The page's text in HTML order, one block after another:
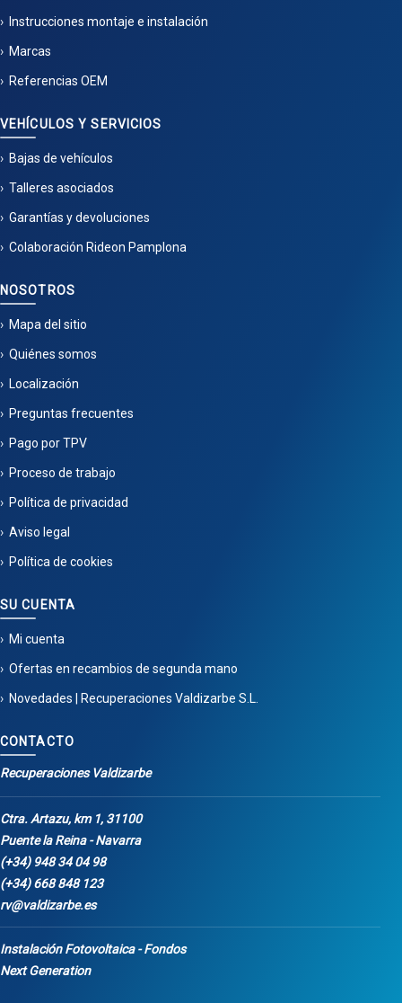
Instrucciones montaje e instalación
Marcas
Referencias OEM
VEHÍCULOS Y SERVICIOS
Bajas de vehículos
Talleres asociados
Garantías y devoluciones
Colaboración Rideon Pamplona
NOSOTROS
Mapa del sitio
Quiénes somos
Localización
Preguntas frecuentes
Pago por TPV
Proceso de trabajo
Política de privacidad
Aviso legal
Política de cookies
SU CUENTA
Mi cuenta
Ofertas en recambios de segunda mano
Novedades | Recuperaciones Valdizarbe S.L.
CONTACTO
Recuperaciones Valdizarbe
Ctra. Artazu, km 1, 31100
Puente la Reina - Navarra
(+34) 948 34 04 98
(+34) 668 848 123
rv@valdizarbe.es
Instalación Fotovoltaica - Fondos
Next Generation